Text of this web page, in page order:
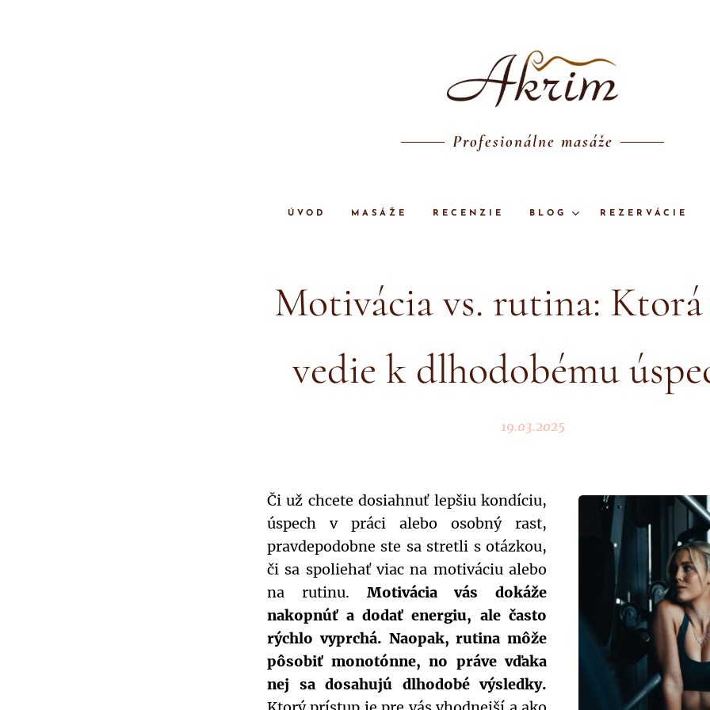
Profesionálne masáže
ÚVOD MASÁŽE RECENZIE BLOG REZERVÁCIE
Motivácia vs. rutina: Ktorá
vedie k dlhodobému
19.03.2025
Či už chcete dosiahnuť lepšiu kondíciu,
úspech v práci alebo osobný rast,
pravdepodobne ste sa stretli s otázkou,
či sa spoliehať viac na motiváciu alebo
na rutinu. Motivácia vás dokáže
nakopnúť a dodať energiu, ale často
rýchlo vyprchá. Naopak, rutina môže
pôsobiť monotónne, no práve vďaka
nej sa dosahujú dlhodobé výsledky.